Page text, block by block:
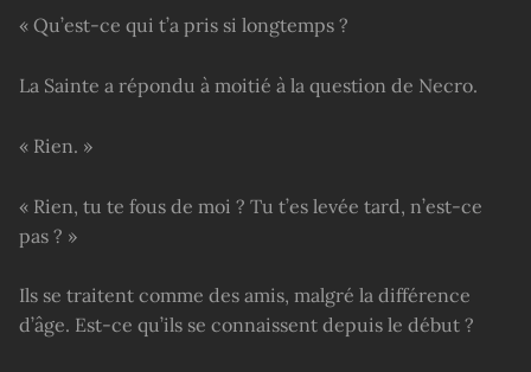
« Qu’est-ce qui t’a pris si longtemps ?
La Sainte a répondu à moitié à la question de Necro.
« Rien. »
« Rien, tu te fous de moi ? Tu t’es levée tard, n’est-ce
pas ? »
Ils se traitent comme des amis, malgré la différence
d’âge. Est-ce qu’ils se connaissent depuis le début ?